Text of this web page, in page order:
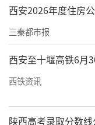
从全球最大功率
成功下线，到
的上线运行，
创新迭代，不
片。在西安地
西安地铁16号
路开通，且自
西安2026年度住房
三秦都市报
西安至十堰高铁6月
西铁资讯
陕西高考录取分数线